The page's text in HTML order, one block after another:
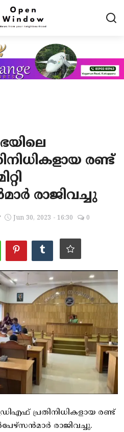
Register
രണ്ട്
രാജിവച്ചു
Jun 30, 2023 - 16:30 0
പ്രതിനിധികളായ രണ്ട്
രാജിവച്ചു.